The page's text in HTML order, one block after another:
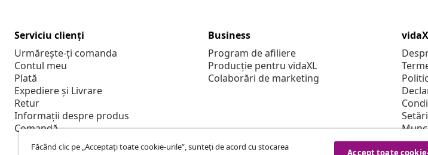
Serviciu clienți
Urmărește-ți comanda
Contul meu
Plată
Expediere și Livrare
Retur
Informații despre produs
Comandă
Business
Program de afiliere
Producție pentru vidaXL
Colaborări de marketing
Făcând clic pe „Acceptați toate cookie-urile”, sunteți de acord cu stocarea
Accept toate